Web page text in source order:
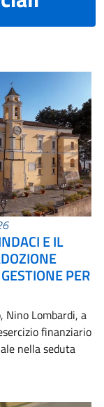
E IL
PER
Nino Lombardi, a
finanziario
nella seduta